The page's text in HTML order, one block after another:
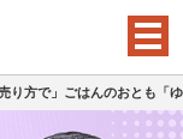
り方で」ごはんのおとも